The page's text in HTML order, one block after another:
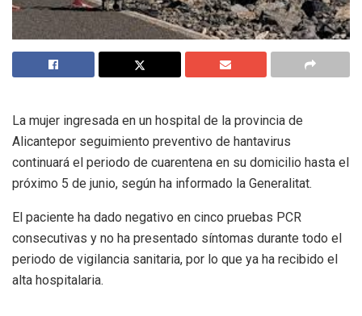
La mujer ingresada en un hospital de la provincia de
Alicantepor seguimiento preventivo de hantavirus
continuará el periodo de cuarentena en su domicilio hasta el
próximo 5 de junio, según ha informado la Generalitat.
El paciente ha dado negativo en cinco pruebas PCR
consecutivas y no ha presentado síntomas durante todo el
periodo de vigilancia sanitaria, por lo que ya ha recibido el
alta hospitalaria.